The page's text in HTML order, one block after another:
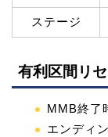
ステージ
有利区間リ
MMB終了
エンディ